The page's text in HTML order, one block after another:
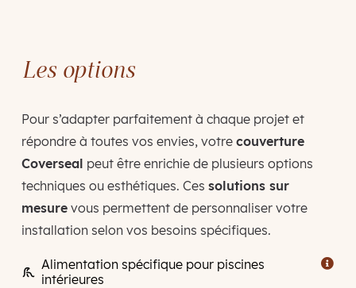
Les options
Pour s’adapter parfaitement à chaque projet et
répondre à toutes vos envies, votre couverture
Coverseal peut être enrichie de plusieurs options
techniques ou esthétiques. Ces solutions sur
mesurevous permettent de personnaliser votre
installation selon vos besoins spécifiques.
Alimentation spécifique pour piscines
intérieures
